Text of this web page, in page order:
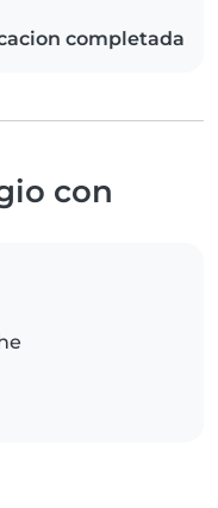
completada
con